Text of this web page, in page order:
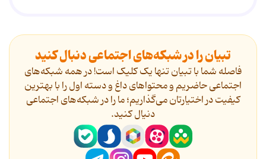
تبیان را در شبکه‌های اجتماعی دنبال کنید
فاصله شما با تبیان تنها یک کلیک است! در همه شبکه‌های
اجتماعی حاضریم و محتواهای داغ و دسته اول را با بهترین
کیفیت در اختیارتان می‌گذاریم؛ ما را در شبکه‌های اجتماعی
دنیال کنید.